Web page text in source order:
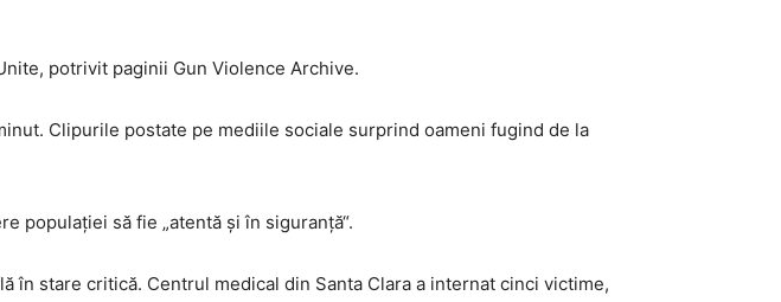
potrivit paginii Gun Violence Archive.
Clipurile postate pe mediile sociale surprind oameni fugind de la
populației să fie „atentă și în siguranță“.
în stare critică. Centrul medical din Santa Clara a internat cinci victime,